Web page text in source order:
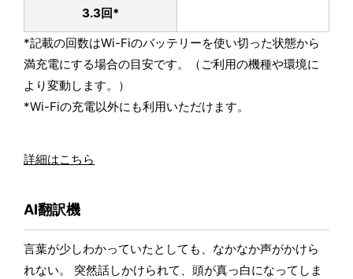
3.3回*
*記載の回数はWi-Fiのバッテリーを使い切った状態から
満充電にする場合の目安です。（ご利用の機種や環境に
より変動します。）
*Wi-Fiの充電以外にも利用いただけます。
詳細はこちら
AI翻訳機
言葉が少しわかっていたとしても、なかなか声がかけら
れない。 突然話しかけられて、頭が真っ白になってしま